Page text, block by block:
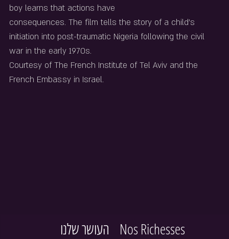
boy learns that actions have
consequences. The film tells the story of a child’s
initiation into post-traumatic Nigeria following the civil
war in the early 1970s.
Courtesy of The French Institute of Tel Aviv and the
French Embassy in Israel.
העושר שלנו Nos Richesses